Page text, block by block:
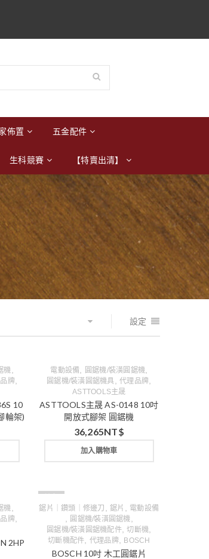
佈置 五金配件
生科競賽 【特賣出清】
設定
機
牌,
10
輪架)
電動設備 圓鋸機/裝潢圓鋸機
圓鋸機/裝潢圓鋸機具 ,代理品牌
ASTTOOLS主晟
ASTTOOLS主晟 AS-0148 10吋
開放式腳架 圓鋸機
36,265NT$
加入購物車
機
牌,
2HP
鋸片｜鑽頭｜修邊刀 鋸片 電動設備
圓鋸機/裝潢圓鋸機
圓鋸機/裝潢圓鋸機配件,切斷機
切斷機配件 代理品牌, BOSCH
BOSCH 10吋 木工圓鋸片